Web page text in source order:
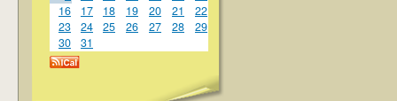
16
17 18 19 20 21
22
23
24 25 26 27 28
29
30
31